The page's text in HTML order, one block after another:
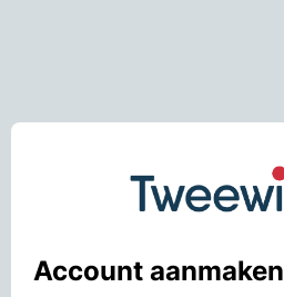
Account aanmaken